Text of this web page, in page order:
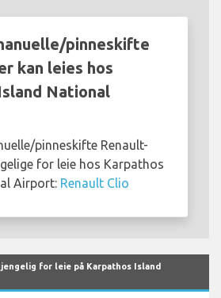
pinneskifte
kan leies hos
National
pinneskifte Renault-
for leie hos Karpathos
Airport: Renault Clio
for leie på Karpathos Island